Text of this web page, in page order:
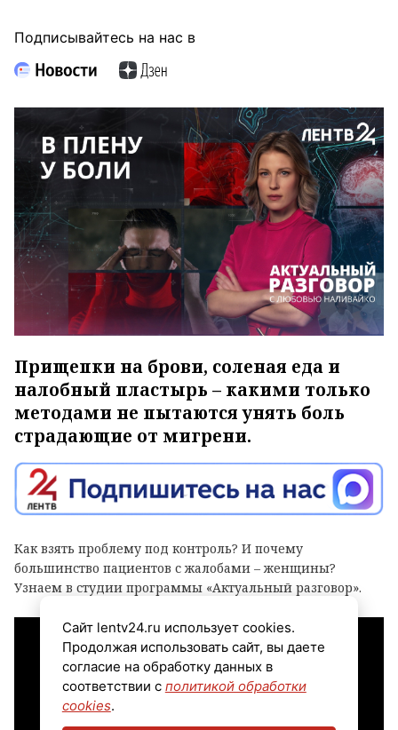
Подписывайтесь на нас в
Прищепки на брови, соленая еда и
налобный пластырь – какими только
методами не пытаются унять боль
страдающие от мигрени.
Как взять проблему под контроль? И почему
большинство пациентов с жалобами – женщины?
Узнаем в студии программы «Актуальный разговор».
Сайт lentv24.ru использует cookies.
Продолжая использовать сайт, вы даете
согласие на обработку данных в
соответствии с политикой обработки
cookies.